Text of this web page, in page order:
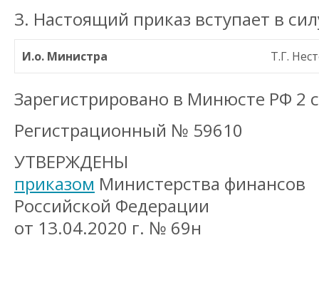
3. Настоящий приказ вступает в
И.о. Министра Т.Г.
Зарегистрировано в Минюсте РФ 2
Регистрационный № 59610
УТВЕРЖДЕНЫ
приказом Министерства финансов
Российской Федерации
от 13.04.2020 г. № 69н